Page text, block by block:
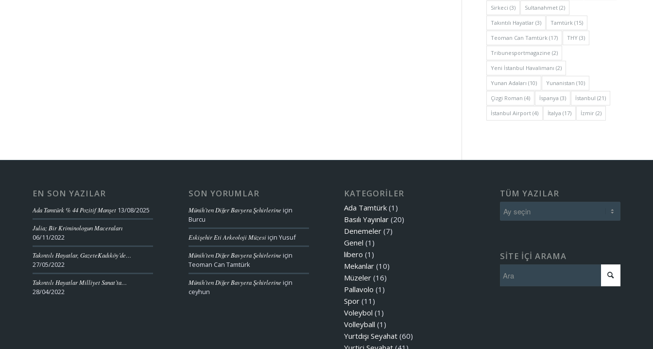
Sirkeci (3) Sultanahmet (2)
Takıntılı Hayatlar (3) Tamtürk (15)
Teoman Can Tamtürk (17) THY (3)
Tribunesportmagazine (2)
Yeni İstanbul Havalimanı (2)
Yunan Adaları (10) Yunanistan (10)
Çizgi Roman (4) İspanya (3) İstanbul (21)
İstanbul Airport (4) İtalya (17) İzmir (2)
EN SON YAZILAR
Ada Tamtürk % 44 Pozitif Manşet 13/08/2025
Julia; Bir Kriminologun Maceraları
06/11/2022
Takıntılı Hayatlar, GazeteKadıköy’de…
27/05/2022
Takıntılı Hayatlar Milliyet Sanat’ta…
28/04/2022
SON YORUMLAR
Münih’ten Diğer Bavyera Şehirlerine için
Burcu
Eskişehir Eti Arkeoloji Müzesiiçin Yusuf
Münih’ten Diğer Bavyera Şehirlerine için
Teoman Can Tamtürk
Münih’ten Diğer Bavyera Şehirlerine için
ceyhun
KATEGORİLER
Ada Tamtürk (1)
Basılı Yayınlar (20)
Denemeler (7)
Genel (1)
libero (1)
Mekanlar (10)
Müzeler (16)
Pallavolo (1)
Spor (11)
Voleybol (1)
Volleyball (1)
Yurtdışı Seyahat (60)
TÜM YAZILAR
SITE IÇI ARAMA